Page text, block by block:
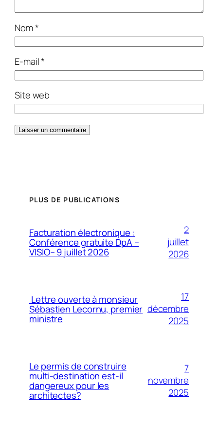
Nom*
E-mail*
Site web
PLUS DE PUBLICATIONS
Facturation électronique :
Conférence gratuite DpA –
VISIO– 9 juillet 2026
2
juillet
2026
Lettre ouverte à monsieur
Sébastien Lecornu, premier
ministre
17
décembre
2025
Le permis de construire
multi-destination est-il
dangereux pour les
architectes?
7
novembre
2025